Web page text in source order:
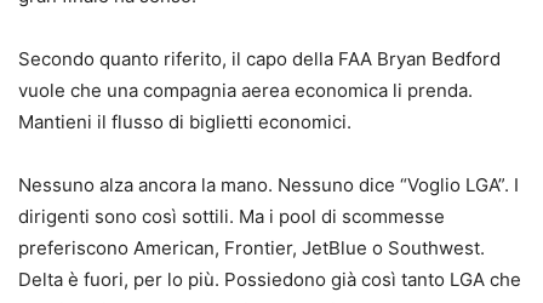
Secondo quanto riferito, il capo della FAA Bryan Bedford
vuole che una compagnia aerea economica li prenda.
Mantieni il flusso di biglietti economici.
Nessuno alza ancora la mano. Nessuno dice “Voglio LGA”. I
dirigenti sono così sottili. Ma i pool di scommesse
preferiscono American, Frontier, JetBlue o Southwest.
Delta è fuori, per lo più. Possiedono già così tanto LGA che